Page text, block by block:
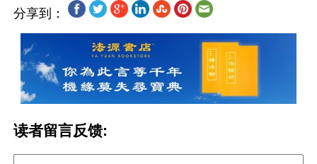
分享到：
读者留言反馈: